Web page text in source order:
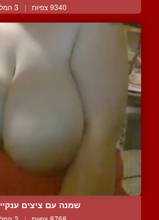
9340 צפיות | 3 המלצות
שמנה עם ציצים